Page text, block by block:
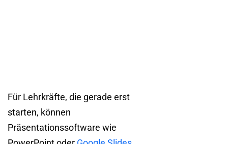
Für Lehrkräfte, die gerade erst
starten, können
Präsentationssoftware wie